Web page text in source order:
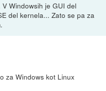
Windowsih je GUI del
del kernela... Zato se pa za
za Windows kot Linux